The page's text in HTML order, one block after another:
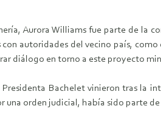
Aurora Williams fue parte de la
autoridades del vecino país,
diálogo en torno a este proyecto
Presidenta Bachelet vinieron tras la
una orden judicial, había sido parte